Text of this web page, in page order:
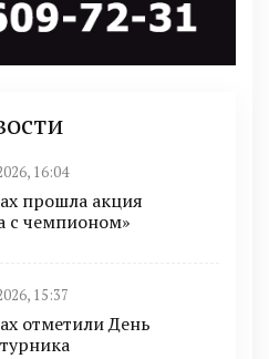
16:04
прошла акция
с чемпионом»
15:37
отметили День